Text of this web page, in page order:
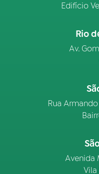
Edifício
Rio
Av.
Rua Armando
Avenida